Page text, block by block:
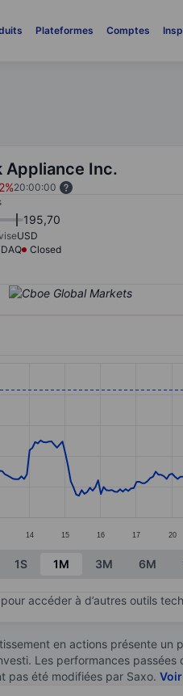
Plateformes Comptes
Appliance Inc.
20:00:00
195,70
USD
Closed
displaying values. Data
14 15 16 17 20
1S 1M 3M 6M
pour accéder à d’autres outils
en actions présente
Les performances
pas été modifiées par Saxo.